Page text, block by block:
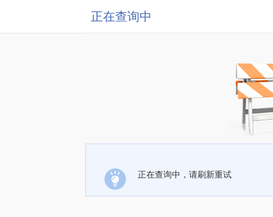
正在查询中
正在查询中，请刷新重试